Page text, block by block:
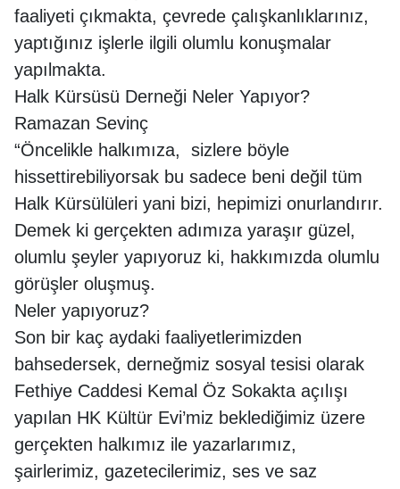
faaliyeti çıkmakta, çevrede çalışkanlıklarınız,
yaptığınız işlerle ilgili olumlu konuşmalar
yapılmakta.
Halk Kürsüsü Derneği Neler Yapıyor?
Ramazan Sevinç
“Öncelikle halkımıza, sizlere böyle
hissettirebiliyorsak bu sadece beni değil tüm
Halk Kürsülüleri yani bizi, hepimizi onurlandırır.
Demek ki gerçekten adımıza yaraşır güzel,
olumlu şeyler yapıyoruz ki, hakkımızda olumlu
görüşler oluşmuş.
Neler yapıyoruz?
Son bir kaç aydaki faaliyetlerimizden
bahsedersek, derneğmiz sosyal tesisi olarak
Fethiye Caddesi Kemal Öz Sokakta açılışı
yapılan HK Kültür Evi’miz beklediğimiz üzere
gerçekten halkımız ile yazarlarımız,
şairlerimiz, gazetecilerimiz, ses ve saz